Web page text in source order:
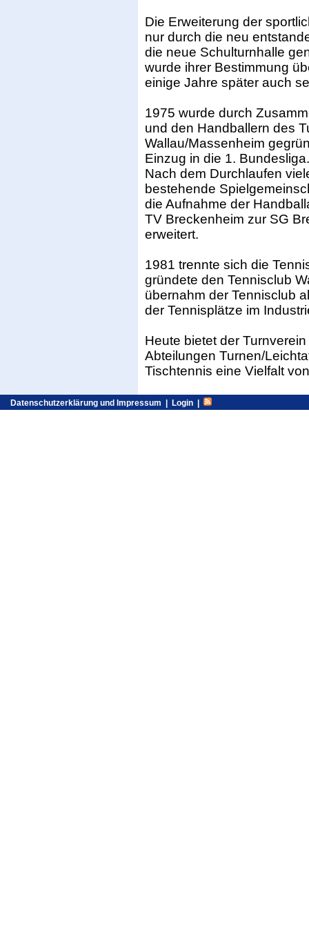
Die Erweiterung der
nur durch die neu
die neue Schulturnhalle
wurde ihrer Bestimmung
einige Jahre später auch
1975 wurde durch
und den Handballern des
Wallau/Massenheim
Einzug in die 1. Bundesliga.
Nach dem Durchlaufen
bestehende
die Aufnahme der
TV Breckenheim zur SG
erweitert.
1981 trennte sich die
gründete den Tennisclub
übernahm der Tennisclub
der Tennisplätze im
Heute bietet der
Abteilungen Turnen/
Tischtennis eine Vielfalt
Datenschutzerklärung und Impressum | Login |